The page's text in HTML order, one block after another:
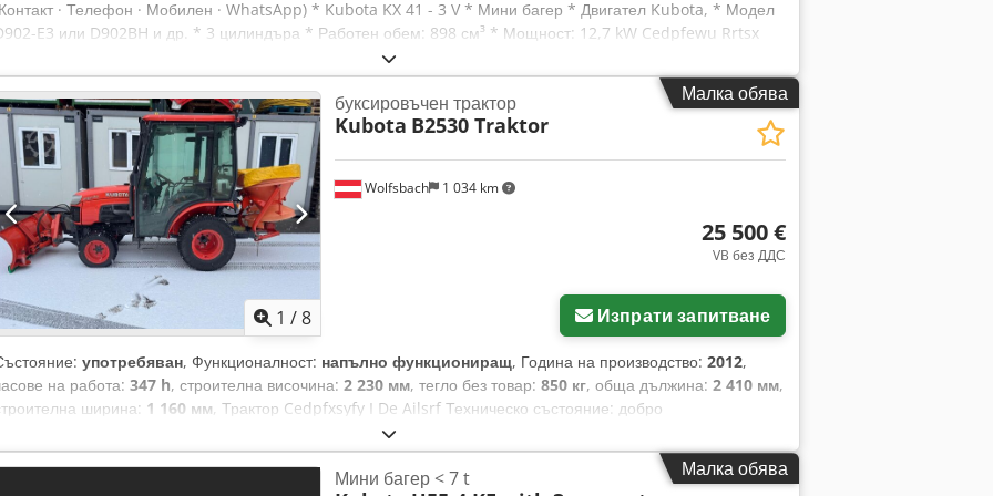
· Телефон · Мобилен · WhatsApp) * Kubota KX 41 - 3 V * Мини багер * Двигател Kubota, * Модел
E3 или D902BH и др. * 3 цилиндъра * Работен обем: 898 см³ * Мощност: 12,7 kW Cedpfewu Rrtsx
Ailorf * 17 к.с. * със система за бърза смяна * 2 кофи за изкопаване * 1 кофа за наклони * 1 хидравличен
* KM 100 * Регулируема ширина на гумените вериги * Часове: 7080 * Година на производство: 2014 *
без ДДС * Всички данни са без гаранция
Малка обява
1 /8
Wolfsbach 1 034 km
буксировъчен трактор
Kubota B2530 Traktor
25 500 €
VB без ДДС
Изпрати запитване
употребяван, Функционалност: напълно функциониращ, Година на производство: 2012,
на работа: 347 h, строителна височина: 2 230 мм, тегло без товар: 850 кг, обща дължина: 2 410 мм,
ширина: 1 160 мм, Трактор Cedpfxsyfy I De Ailsrf Техническо състояние: добро
Малка обява
Мини багер < 7 t